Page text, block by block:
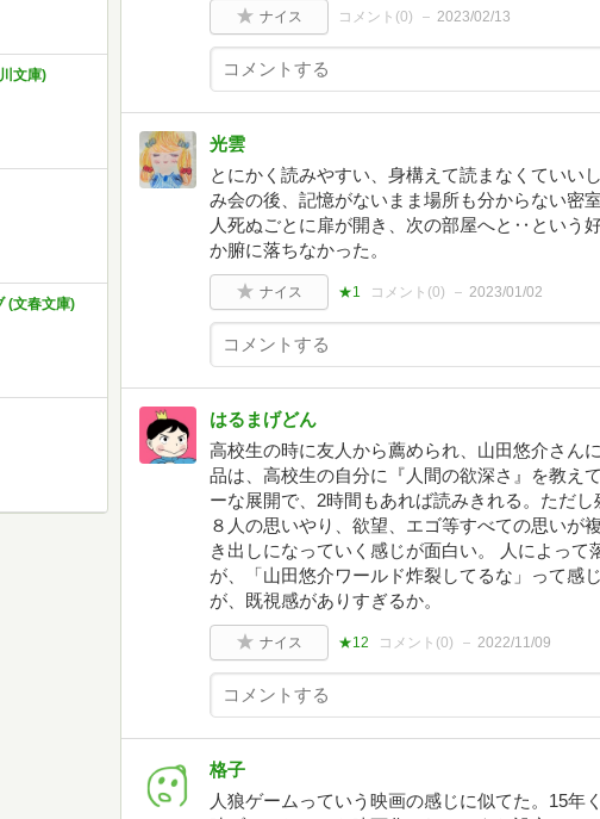
文庫)
(文春文庫)
ナイス コメント(0) 2023/02/13
光雲
とにかく読みやすい、身構えて読まなくていい
み会の後、記憶がないまま場所も分からない密
人死ぬごとに扉が開き、次の部屋へと‥という
か腑に落ちなかった。
ナイス ★1 コメント(0) 2023/01/02
はるまげどん
高校生の時に友人から薦められ、山田悠介さん
品は、高校生の自分に『人間の欲深さ』を教え
ーな展開で、2時間もあれば読みきれる。ただ
８人の思いやり、欲望、エゴ等すべての思いが
き出しになっていく感じが面白い。 人によっ
が、「山田悠介ワールド炸裂してるな」って感
が、既視感がありすぎるか。
ナイス ★12 コメント(0) 2022/11/09
格子
人狼ゲームっていう映画の感じに似てた。15年